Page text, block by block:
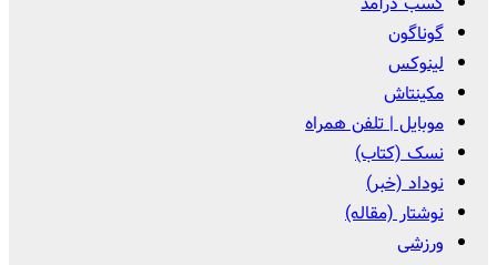
گوناگون
لینوکس
مکینتاش
موبایل | تلفن همراه
نسک (کتاب)
نوداد (خبر)
نوشتار (مقاله)
ورزشی